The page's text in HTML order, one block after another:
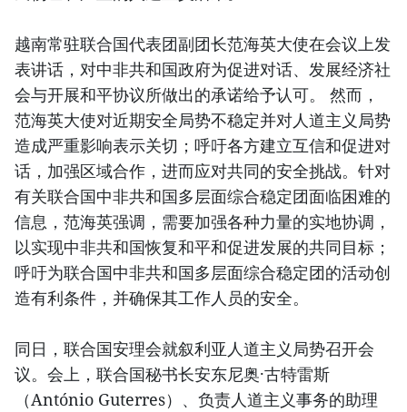
越南常驻联合国代表团副团长范海英大使在会议上发
表讲话，对中非共和国政府为促进对话、发展经济社
会与开展和平协议所做出的承诺给予认可。 然而，
范海英大使对近期安全局势不稳定并对人道主义局势
造成严重影响表示关切；呼吁各方建立互信和促进对
话，加强区域合作，进而应对共同的安全挑战。针对
有关联合国中非共和国多层面综合稳定团面临困难的
信息，范海英强调，需要加强各种力量的实地协调，
以实现中非共和国恢复和平和促进发展的共同目标；
呼吁为联合国中非共和国多层面综合稳定团的活动创
造有利条件，并确保其工作人员的安全。
同日，联合国安理会就叙利亚人道主义局势召开会
议。会上，联合国秘书长安东尼奥·古特雷斯
（António Guterres）、负责人道主义事务的助理